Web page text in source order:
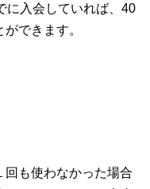
に入会していれば、40
できます。
回も使わなかった場合